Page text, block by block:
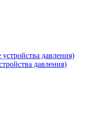
давления)